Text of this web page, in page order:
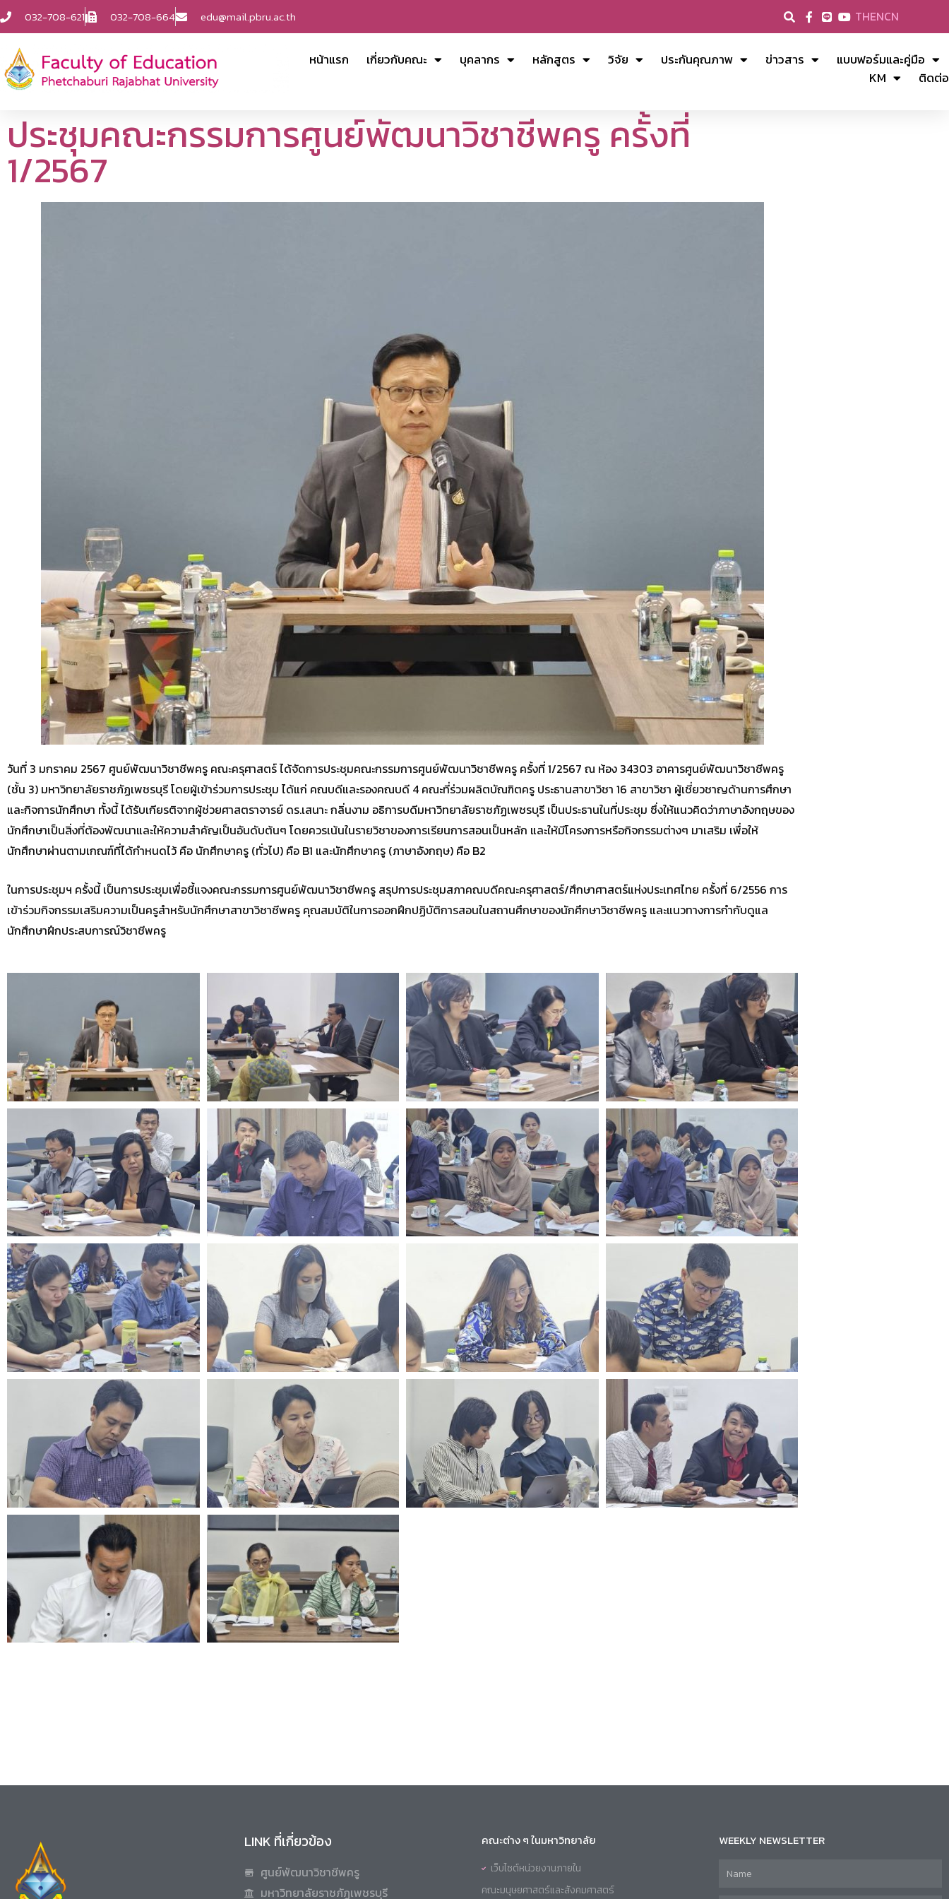
032-708-621 032-708-664 edu@mail.pbru.ac.th THENCN
หน้าแรก เกี่ยวกับคณะ บุคลากร หลักสูตร วิจัย ประกันคุณภาพ ข่าวสาร
แบบฟอร์มและคู่มือ
KM
ติดต่อ
ประชุมคณะกรรมการศูนย์พัฒนาวิชาชีพครู ครั้งที่
1/2567
วันที่ 3 มกราคม 2567 ศูนย์พัฒนาวิชาชีพครู คณะครุศาสตร์ ได้จัดการประชุมคณะกรรมการศูนย์พัฒนาวิชาชีพครู ครั้งที่ 1/2567 ณ ห้อง 34303 อาคารศูนย์พัฒนาวิชาชีพครู
(ชั้น 3) มหาวิทยาลัยราชภัฏเพชรบุรี โดยผู้เข้าร่วมการประชุม ได้แก่ คณบดีและรองคณบดี 4 คณะที่ร่วมผลิตบัณฑิตครู ประธานสาขาวิชา 16 สาขาวิชา ผู้เชี่ยวชาญด้านการศึกษา
และกิจการนักศึกษา ทั้งนี้ ได้รับเกียรติจากผู้ช่วยศาสตราจารย์ ดร.เสนาะ กลิ่นงาม อธิการบดีมหาวิทยาลัยราชภัฏเพชรบุรี เป็นประธานในที่ประชุม ซึ่งให้แนวคิดว่าภาษาอังกฤษของ
นักศึกษาเป็นสิ่งที่ต้องพัฒนาและให้ความสำคัญเป็นอันดับต้นๆ โดยควรเน้นในรายวิชาของการเรียนการสอนเป็นหลัก และให้มีโครงการหรือกิจกรรมต่างๆ มาเสริม เพื่อให้
นักศึกษาผ่านตามเกณฑ์ที่ได้กำหนดไว้ คือ นักศึกษาครู (ทั่วไป) คือ B1 และนักศึกษาครู (ภาษาอังกฤษ) คือ B2
ในการประชุมฯ ครั้งนี้ เป็นการประชุมเพื่อชี้แจงคณะกรรมการศูนย์พัฒนาวิชาชีพครู สรุปการประชุมสภาคณบดีคณะครุศาสตร์/ศึกษาศาสตร์แห่งประเทศไทย ครั้งที่ 6/2556 การ
เข้าร่วมกิจกรรมเสริมความเป็นครูสำหรับนักศึกษาสาขาวิชาชีพครู คุณสมบัติในการออกฝึกปฏิบัติการสอนในสถานศึกษาของนักศึกษาวิชาชีพครู และแนวทางการกำกับดูแล
นักศึกษาฝึกประสบการณ์วิชาชีพครู
LINK ที่เกี่ยวข้อง
ศูนย์พัฒนาวิชาชีพครู
มหาวิทยาลัยราชภัฏเพชรบุรี
คณะต่าง ๆ ในมหาวิทยาลัย
เว็บไซต์หน่วยงานภายใน
คณะมนุษยศาสตร์และสังคมศาสตร์
WEEKLY NEWSLETTER